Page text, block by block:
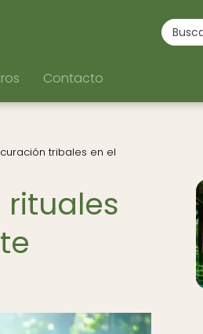
Contacto
tribales en el
rituales